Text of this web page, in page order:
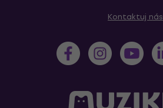
Kontaktuj nás